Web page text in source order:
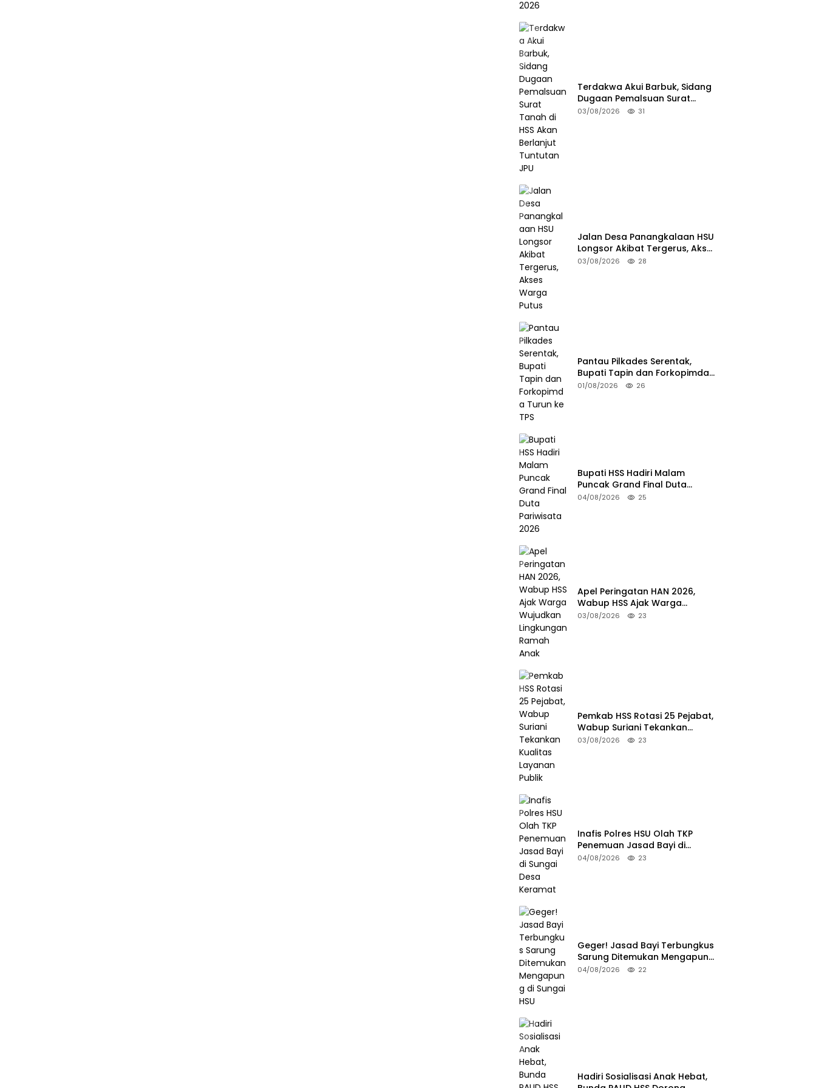
Terdakwa Akui Barbuk, Sidang
Dugaan Pemalsuan Surat
Tanah di HSS Akan Berlanjut
03/08/2026 31
Jalan Desa Panangkalaan HSU
Longsor Akibat Tergerus, Akses
Warga Putus
03/08/2026 28
Pantau Pilkades Serentak,
Bupati Tapin dan Forkopimda
Turun ke TPS
01/08/2026 26
Bupati HSS Hadiri Malam
Puncak Grand Final Duta
Pariwisata 2026
04/08/2026 25
Apel Peringatan HAN 2026,
Wabup HSS Ajak Warga
Wujudkan Lingkungan Ramah
03/08/2026 23
Pemkab HSS Rotasi 25 Pejabat,
Wabup Suriani Tekankan
Kualitas Layanan Publik
03/08/2026 23
Inafis Polres HSU Olah TKP
Penemuan Jasad Bayi di
Sungai Desa Keramat
04/08/2026 23
Geger! Jasad Bayi Terbungkus
Sarung Ditemukan Mengapung
di Sungai HSU
04/08/2026 22
Hadiri Sosialisasi Anak Hebat,